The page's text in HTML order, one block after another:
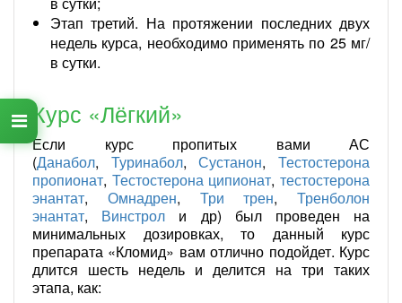
Этап третий. На протяжении последних двух
недель курса, необходимо применять по 25 мг/
в сутки.
Курс «Лёгкий»
Если курс пропитых вами АС
(Данабол, Туринабол,Сустанон,Тестостерона
пропионат, Тестостерона ципионат,тестостерона
энантат, Омнадрен, Три трен, Тренболон
энантат, Винстрол и др) был проведен на
минимальных дозировках, то данный курс
препарата «Кломид» вам отлично подойдет. Курс
длится шесть недель и делится на три таких
этапа, как: